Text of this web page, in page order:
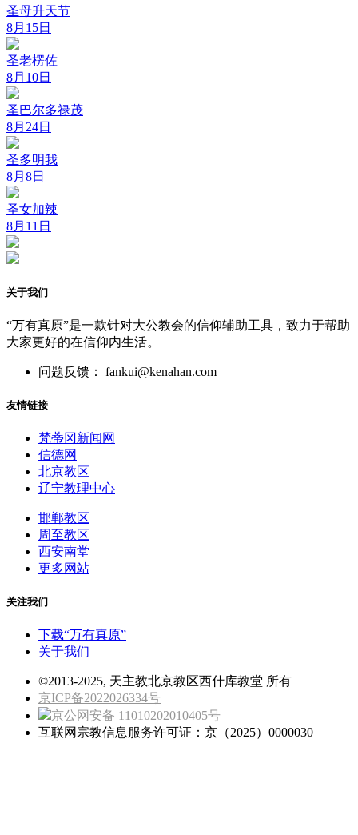
圣母升天节
8月15日
圣老楞佐
8月10日
圣巴尔多禄茂
8月24日
圣多明我
8月8日
圣女加辣
8月11日
关于我们
“万有真原”是一款针对大公教会的信仰辅助工具，致力于帮助
大家更好的在信仰内生活。
问题反馈： fankui@kenahan.com
友情链接
梵蒂冈新闻网
信德网
北京教区
辽宁教理中心
邯郸教区
周至教区
西安南堂
更多网站
关注我们
下载“万有真原”
关于我们
©2013-2025, 天主教北京教区西什库教堂 所有
京ICP备2022026334号
京公网安备 11010202010405号
互联网宗教信息服务许可证：京（2025）0000030